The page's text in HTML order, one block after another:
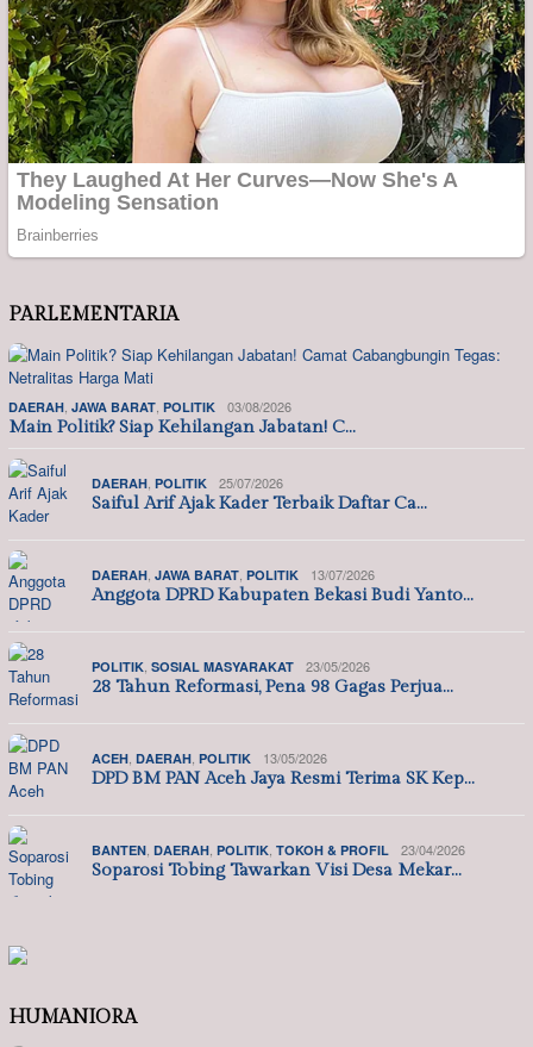
PARLEMENTARIA
DAERAH JAWA BARAT POLITIK 03/08/2026
Main Politik? Siap Kehilangan Jabatan! C…
DAERAH POLITIK 25/07/2026
Saiful Arif Ajak Kader Terbaik Daftar Ca…
DAERAH JAWA BARAT POLITIK 13/07/2026
Anggota DPRD Kabupaten Bekasi Budi Yanto…
POLITIK SOSIAL MASYARAKAT 23/05/2026
28 Tahun Reformasi, Pena 98 Gagas Perjua…
ACEH DAERAH POLITIK 13/05/2026
DPD BM PAN Aceh Jaya Resmi Terima SK Kep…
BANTEN DAERAH POLITIK TOKOH & PROFIL 23/04/2026
Soparosi Tobing Tawarkan Visi Desa Mekar…
HUMANIORA